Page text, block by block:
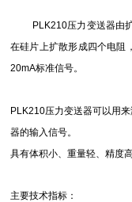
PLK210压力变送器由
在硅片上扩散形成四个电阻
20mA标准信号。
PLK210压力变送器可以用
器的输入信号。
具有体积小、重量轻、精度
主要技术指标：